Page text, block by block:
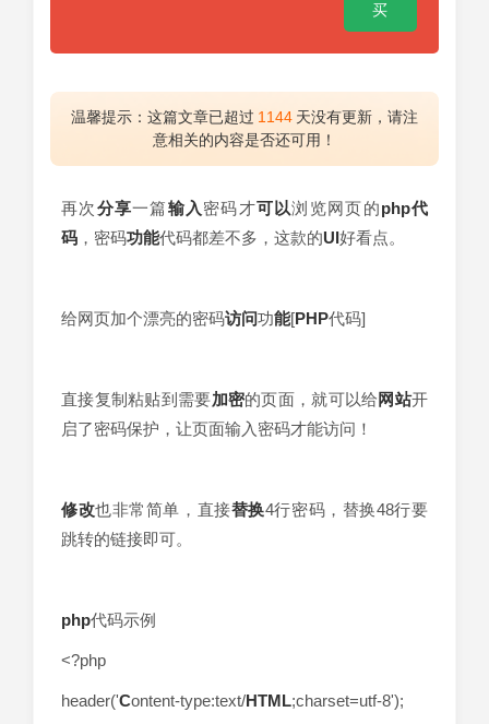
买
温馨提示：这篇文章已超过 1144 天没有更新，请注
意相关的内容是否还可用！
再次分享一篇输入 密码才可以浏览网页的php代
码 ，密码功能代码都差不多，这款的UI好看点。
给网页加个漂亮的密码访问功能[PHP代码]
直接复制粘贴到需要加密的页面，就可以给 网站开
启了密码保护，让页面输入密码才能访问！
修改也非常简单，直接替换4行密码，替换48行要
跳转的链接即可。
php代码示例
<?php
header('Content-type:text/HTML;charset=utf-8');